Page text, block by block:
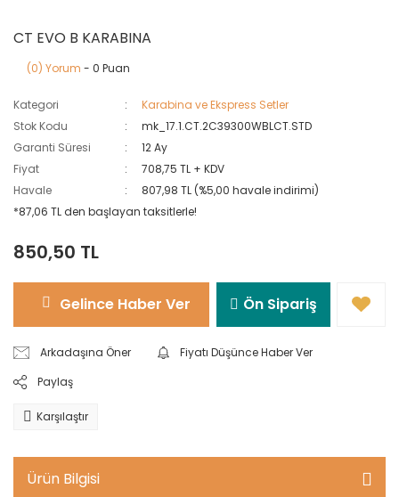
CT EVO B KARABINA
(0) Yorum - 0 Puan
Kategori
Karabina ve Ekspress Setler
Stok Kodu
mk_17.1.CT.2C39300WBLCT.STD
Garanti Süresi
12 Ay
Fiyat
708,75 TL + KDV
Havale
807,98 TL (%5,00 havale indirimi)
*87,06 TL den başlayan taksitlerle!
850,50 TL
Gelince Haber Ver Ön Sipariş
Arkadaşına Öner
Fiyatı Düşünce Haber Ver
Paylaş
Karşılaştır
Ürün Bilgisi